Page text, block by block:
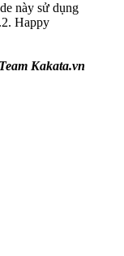
này sử dụng
Happy
Team Kakata.vn